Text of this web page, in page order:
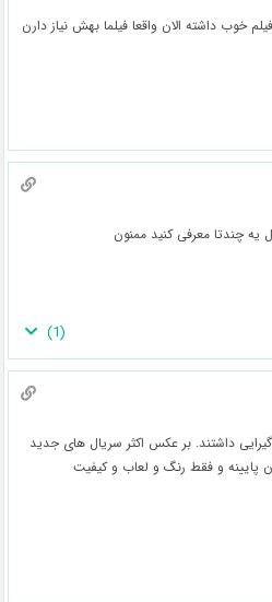
خوب داشته الان واقعا فیلما بهش نیاز دارن
چندتا معرفی کنید ممنون
(
1
)
داشتند. بر عکس اکثر سریال های جدید
پایینه و فقط رنگ و لعاب و کیفیت